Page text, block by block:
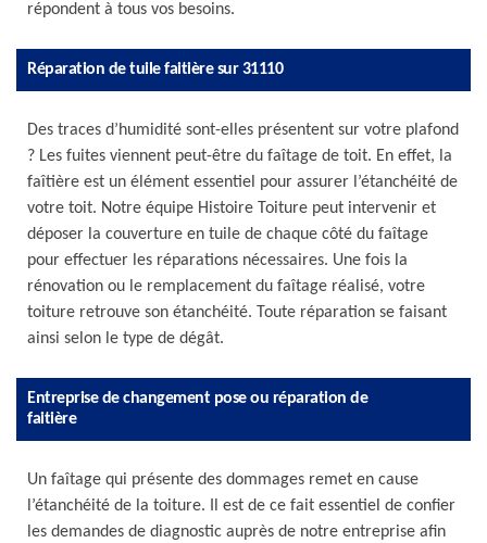
répondent à tous vos besoins.
Réparation de tuile faitière sur 31110
Des traces d’humidité sont-elles présentent sur votre plafond
? Les fuites viennent peut-être du faîtage de toit. En effet, la
faîtière est un élément essentiel pour assurer l’étanchéité de
votre toit. Notre équipe Histoire Toiture peut intervenir et
déposer la couverture en tuile de chaque côté du faîtage
pour effectuer les réparations nécessaires. Une fois la
rénovation ou le remplacement du faîtage réalisé, votre
toiture retrouve son étanchéité. Toute réparation se faisant
ainsi selon le type de dégât.
Entreprise de changement pose ou réparation de
faitière
Un faîtage qui présente des dommages remet en cause
l’étanchéité de la toiture. Il est de ce fait essentiel de confier
les demandes de diagnostic auprès de notre entreprise afin